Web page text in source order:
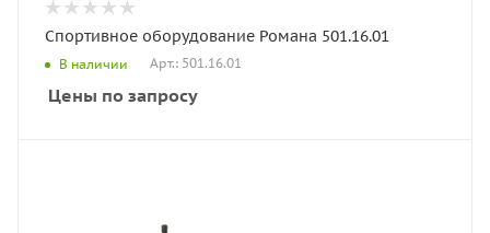
Спортивное оборудование Романа 501.16.01
В наличии Арт.: 501.16.01
Цены по запросу